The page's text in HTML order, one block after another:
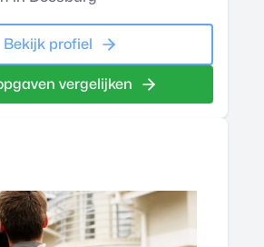
Bekijk profiel
vergelijken